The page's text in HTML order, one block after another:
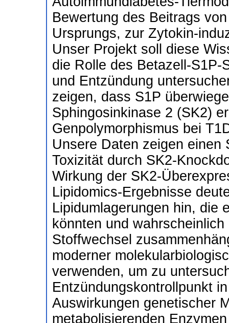
Bewertung des Beitrags
Ursprungs, zur Zytokin-
Unser Projekt soll diese
die Rolle des Betazell-
und Entzündung
zeigen, dass S1P
Sphingosinkinase 2 (SK2)
Genpolymorphismus bei
Unsere Daten zeigen
Toxizität durch SK2-
Wirkung der SK2-
Lipidomics-Ergebnisse
Lipidumlagerungen hin, die
könnten und
Stoffwechsel
moderner
verwenden, um zu
Entzündungskontrollpunkt
Auswirkungen genetischer
metabolisierenden